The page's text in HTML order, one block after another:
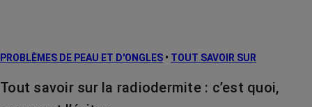
PROBLÈMES DE PEAU ET D'ONGLES • TOUT SAVOIR SUR
Tout savoir sur la radiodermite : c’est quoi,